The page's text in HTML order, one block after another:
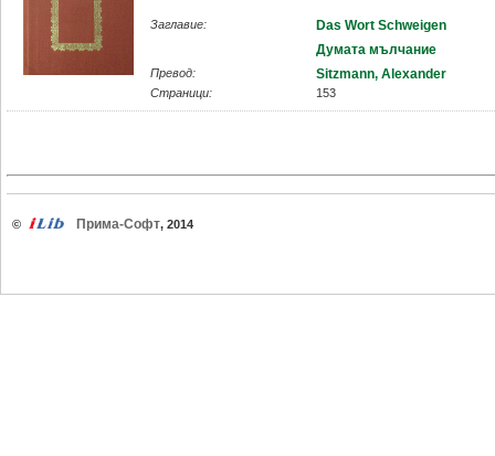
Заглавие:
Das Wort Schweigen
Думата мълчание
Превод: Sitzmann, Alexander
Страници: 153
© Прима-Софт, 2014